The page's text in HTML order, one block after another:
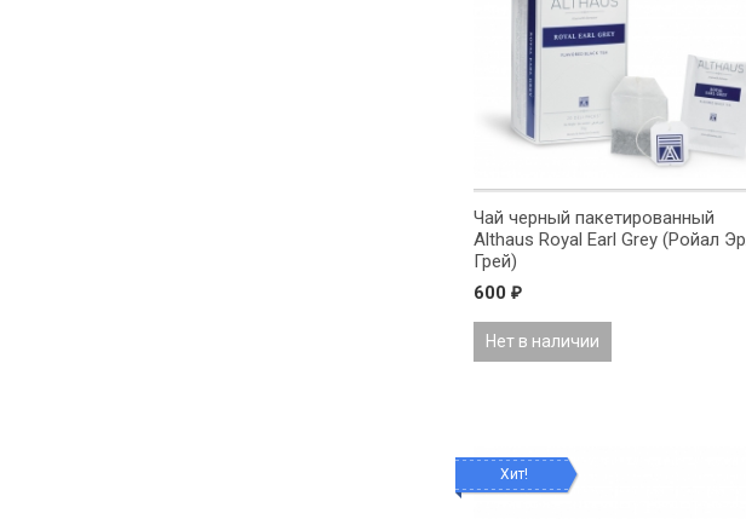
Чай черный пакетированный
Althaus Royal Earl Grey (Ройал
Грей)
600 ₽
Нет в наличии
Хит!